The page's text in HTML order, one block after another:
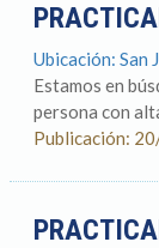
Ubicación: San
Estamos en
persona con
Publicación: